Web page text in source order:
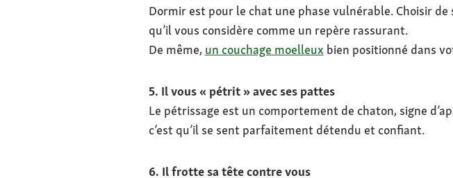
Dormir est pour le chat une phase vulnérable. Choisir de
qu’il vous considère comme un repère rassurant.
De même, un couchage moelleux bien positionné dans
5. Il vous « pétrit » avec ses pattes
Le pétrissage est un comportement de chaton, signe
c’est qu’il se sent parfaitement détendu et confiant.
6. Il frotte sa tête contre vous